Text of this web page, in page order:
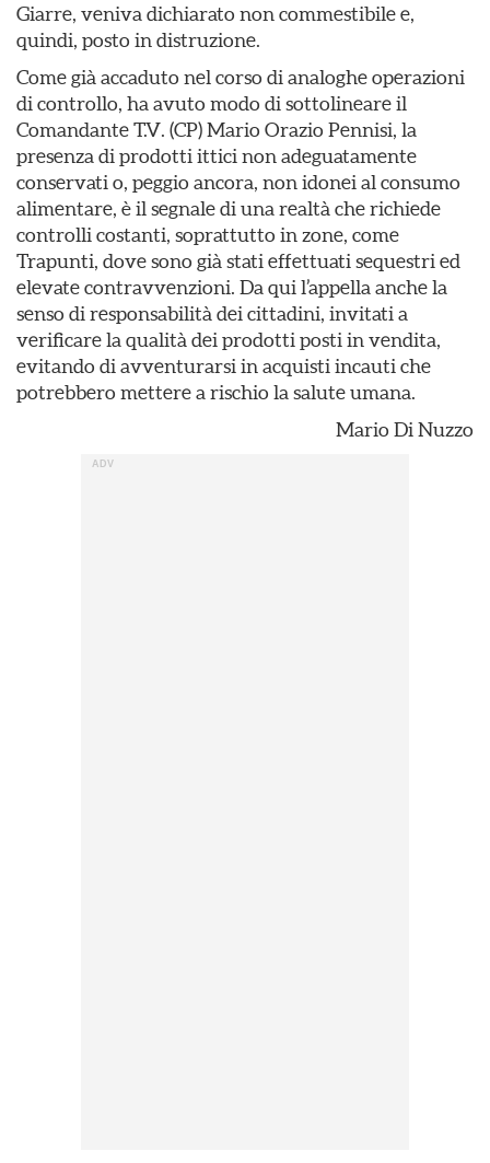
Giarre, veniva dichiarato non commestibile e,
quindi, posto in distruzione.
Come già accaduto nel corso di analoghe operazioni
di controllo, ha avuto modo di sottolineare il
Comandante T.V. (CP) Mario Orazio Pennisi, la
presenza di prodotti ittici non adeguatamente
conservati o, peggio ancora, non idonei al consumo
alimentare, è il segnale di una realtà che richiede
controlli costanti, soprattutto in zone, come
Trapunti, dove sono già stati effettuati sequestri ed
elevate contravvenzioni. Da qui l’appella anche la
senso di responsabilità dei cittadini, invitati a
verificare la qualità dei prodotti posti in vendita,
evitando di avventurarsi in acquisti incauti che
potrebbero mettere a rischio la salute umana.
Mario Di Nuzzo